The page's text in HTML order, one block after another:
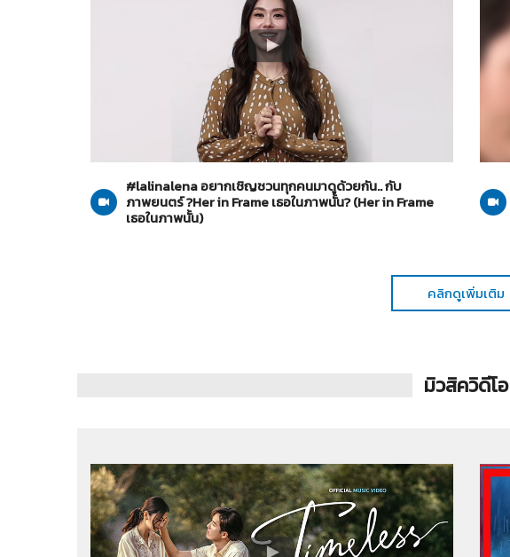
06-08-2569
Her in Frame เธอในภาพนั้น
#lalinalena อยากเชิญชวนทุกคนมาดูด้วยกัน.. กับ
ภาพยนตร์ ?Her in Frame เธอในภาพนั้น? (Her in Frame
เธอในภาพนั้น)
คลิกดูเพิ่มเติม
มิวสิควิดีโอ